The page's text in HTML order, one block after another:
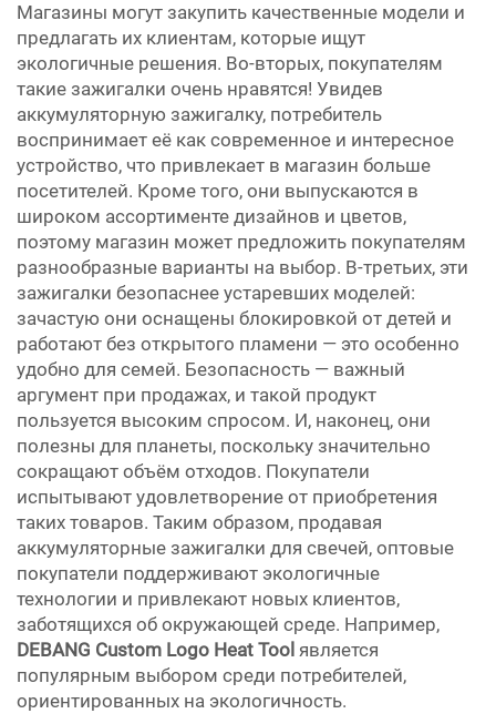
Магазины могут закупить качественные модели и
предлагать их клиентам, которые ищут
экологичные решения. Во-вторых, покупателям
такие зажигалки очень нравятся! Увидев
аккумуляторную зажигалку, потребитель
воспринимает её как современное и интересное
устройство, что привлекает в магазин больше
посетителей. Кроме того, они выпускаются в
широком ассортименте дизайнов и цветов,
поэтому магазин может предложить покупателям
разнообразные варианты на выбор. В-третьих, эти
зажигалки безопаснее устаревших моделей:
зачастую они оснащены блокировкой от детей и
работают без открытого пламени — это особенно
удобно для семей. Безопасность — важный
аргумент при продажах, и такой продукт
пользуется высоким спросом. И, наконец, они
полезны для планеты, поскольку значительно
сокращают объём отходов. Покупатели
испытывают удовлетворение от приобретения
таких товаров. Таким образом, продавая
аккумуляторные зажигалки для свечей, оптовые
покупатели поддерживают экологичные
технологии и привлекают новых клиентов,
заботящихся об окружающей среде. Например,
DEBANG Custom Logo Heat Tool является
популярным выбором среди потребителей,
ориентированных на экологичность.